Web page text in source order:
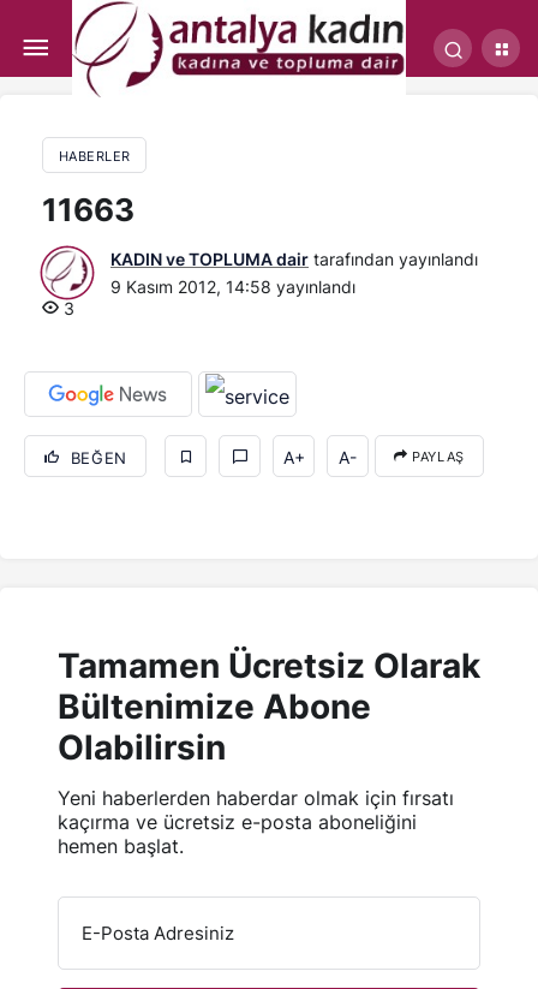
HABERLER
11663
KADIN ve TOPLUMA dair tarafından yayınlandı
9 Kasım 2012, 14:58 yayınlandı
3
BEĞEN A+ A- PAYLAŞ
Tamamen Ücretsiz Olarak
Bültenimize Abone
Olabilirsin
Yeni haberlerden haberdar olmak için fırsatı
kaçırma ve ücretsiz e-posta aboneliğini
hemen başlat.
E-Posta Adresiniz
Erkekleri baştan çıkaran güzellik numaraları